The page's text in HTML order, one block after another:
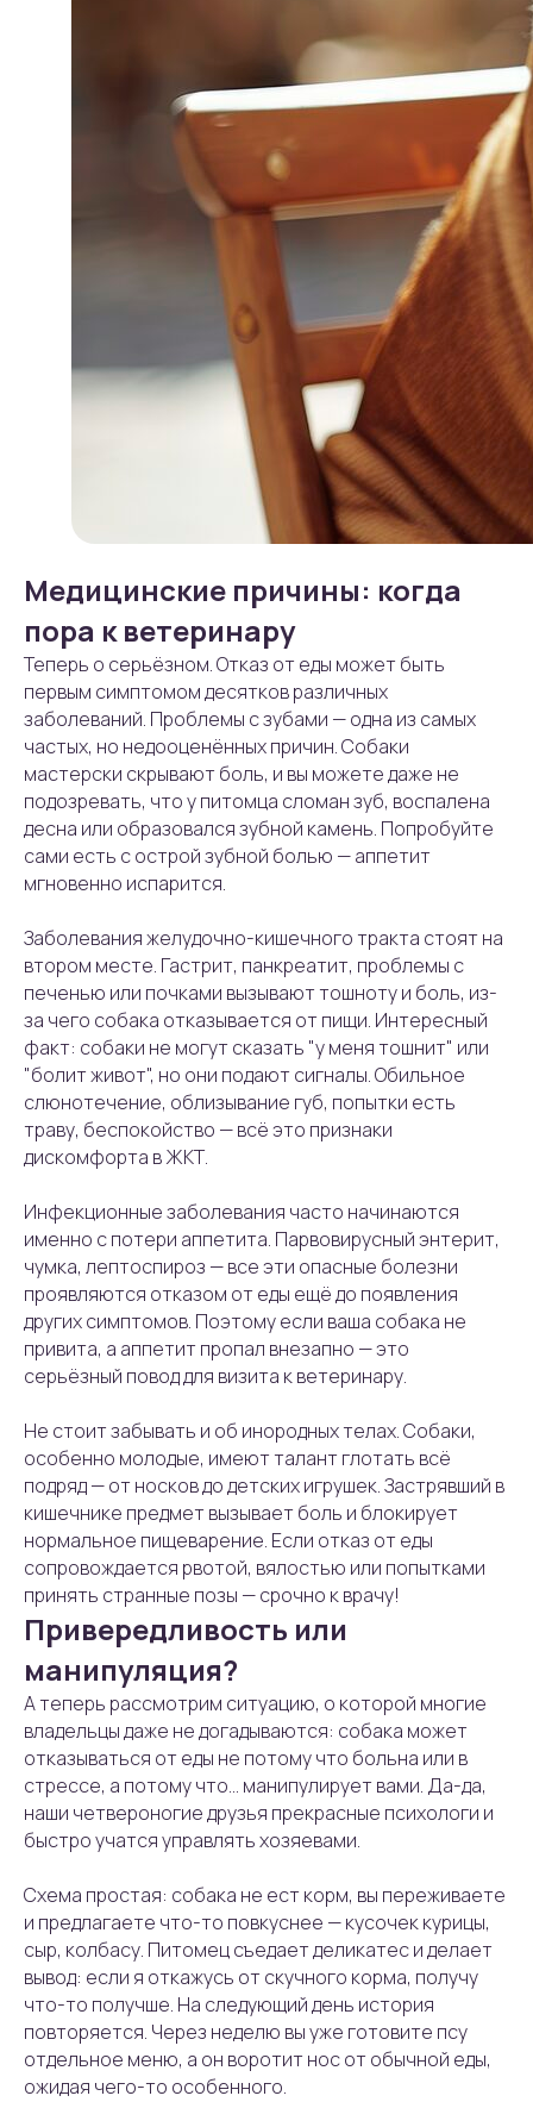
Медицинские причины: когда
пора к ветеринару
Теперь о серьёзном. Отказ от еды может быть
первым симптомом десятков различных
заболеваний. Проблемы с зубами — одна из самых
частых, но недооценённых причин. Собаки
мастерски скрывают боль, и вы можете даже не
подозревать, что у питомца сломан зуб, воспалена
десна или образовался зубной камень. Попробуйте
сами есть с острой зубной болью — аппетит
мгновенно испарится.
Заболевания желудочно-кишечного тракта стоят на
втором месте. Гастрит, панкреатит, проблемы с
печенью или почками вызывают тошноту и боль, из-
за чего собака отказывается от пищи. Интересный
факт: собаки не могут сказать "у меня тошнит" или
"болит живот", но они подают сигналы. Обильное
слюнотечение, облизывание губ, попытки есть
траву, беспокойство — всё это признаки
дискомфорта в ЖКТ.
Инфекционные заболевания часто начинаются
именно с потери аппетита. Парвовирусный энтерит,
чумка, лептоспироз — все эти опасные болезни
проявляются отказом от еды ещё до появления
других симптомов. Поэтому если ваша собака не
привита, а аппетит пропал внезапно — это
серьёзный повод для визита к ветеринару.
Не стоит забывать и об инородных телах. Собаки,
особенно молодые, имеют талант глотать всё
подряд — от носков до детских игрушек. Застрявший в
кишечнике предмет вызывает боль и блокирует
нормальное пищеварение. Если отказ от еды
сопровождается рвотой, вялостью или попытками
принять странные позы — срочно к врачу!
Привередливость или
манипуляция?
А теперь рассмотрим ситуацию, о которой многие
владельцы даже не догадываются: собака может
отказываться от еды не потому что больна или в
стрессе, а потому что... манипулирует вами. Да-да,
наши четвероногие друзья прекрасные психологи и
быстро учатся управлять хозяевами.
Схема простая: собака не ест корм, вы переживаете
и предлагаете что-то повкуснее — кусочек курицы,
сыр, колбасу. Питомец съедает деликатес и делает
вывод: если я откажусь от скучного корма, получу
что-то получше. На следующий день история
повторяется. Через неделю вы уже готовите псу
отдельное меню, а он воротит нос от обычной еды,
ожидая чего-то особенного.